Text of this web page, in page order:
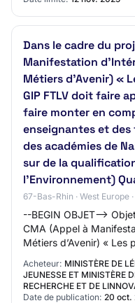
Dans le cadre du
Manifestation
Métiers d’Avenir) «
GIP FTLV doit faire
faire monter en
enseignantes et
des académies de
sur de la
l’Environnement)
67-Bas-Rhin · West Europe
--BEGIN OBJET-->
CMA (Appel à
Métiers d’Avenir) « Les
doit faire appel à un
Acheteur: MINISTÈRE DE
JEUNESSE ET MINISTÈRE
RECHERCHE ET DE
Date de publication: 20 oct.